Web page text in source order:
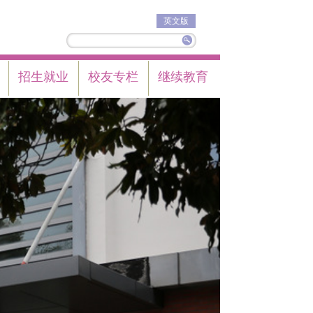
英文版
招生就业 校友专栏 继续教育